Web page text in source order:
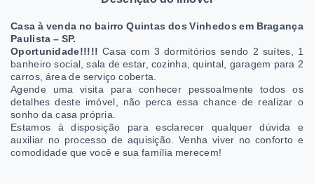
Casa à venda no bairro Quintas dos Vinhedos em Bragança
Paulista – SP.
Oportunidade!!!!! Casa com 3 dormitórios sendo 2 suítes, 1
banheiro social, sala de estar, cozinha, quintal, garagem para 2
carros, área de serviço coberta.
Agende uma visita para conhecer pessoalmente todos os
detalhes deste imóvel, não perca essa chance de realizar o
sonho da casa própria.
Estamos à disposição para esclarecer qualquer dúvida e
auxiliar no processo de aquisição. Venha viver no conforto e
comodidade que você e sua família merecem!